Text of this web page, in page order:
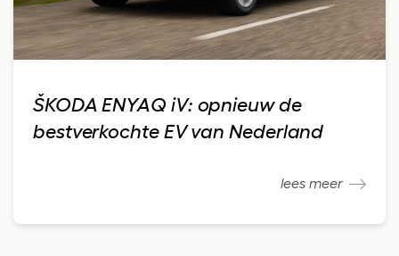
ŠKODA ENYAQ iV: opnieuw de
bestverkochte EV van Nederland
lees meer